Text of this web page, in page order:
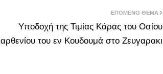
ΕΠΌΜΕΝΟ ΘΈΜΑ
Υποδοχή της Τιμίας Κάρας του Οσίου
του εν Κουδουμά στο Ζευγαρακι